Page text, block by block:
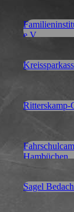
e.V.
Ritterskamp-
Hambüchen
Sagel